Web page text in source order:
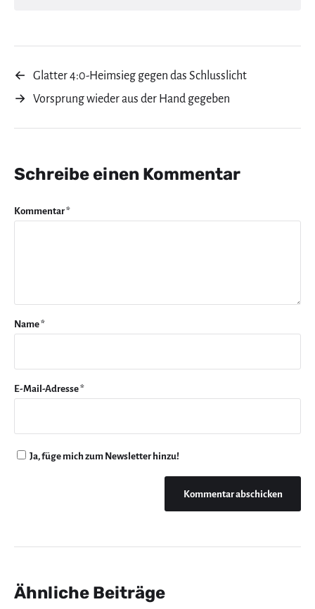
←
Glatter 4:0-Heimsieg gegen das Schlusslicht
→
Vorsprung wieder aus der Hand gegeben
Schreibe einen Kommentar
Kommentar*
Name*
E-Mail-Adresse*
Ja, füge mich zum Newsletter hinzu!
Ähnliche Beiträge